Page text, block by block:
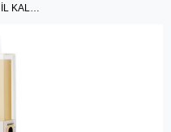
CRICUT 2008618 SMART VİNİL KALICI 33X366CM 1 SAYFA IŞILTILI ALTIN